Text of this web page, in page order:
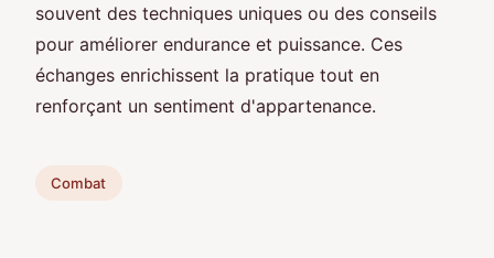
souvent des techniques uniques ou des conseils
pour améliorer endurance et puissance. Ces
échanges enrichissent la pratique tout en
renforçant un sentiment d'appartenance.
Combat